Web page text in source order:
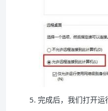
5. 完成后，我们打开